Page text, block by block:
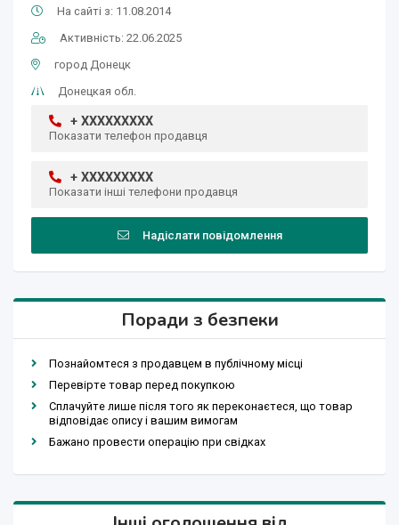
На сайті з: 11.08.2014
Активність: 22.06.2025
город Донецк
Донецкая обл.
+ XXXXXXXXX
Показати телефон продавця
+ XXXXXXXXX
Показати інші телефони продавця
Надіслати повідомлення
Поради з безпеки
Познайомтеся з продавцем в публічному місці
Перевірте товар перед покупкою
Сплачуйте лише після того як переконаєтеся, що товар
відповідає опису і вашим вимогам
Бажано провести операцію при свідках